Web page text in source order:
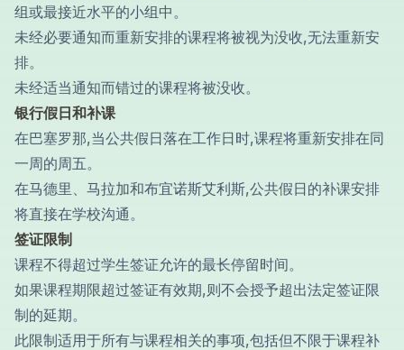
组或最接近水平的小组中。
未经必要通知而重新安排的课程将被视为没收,无法重新安
排。
未经适当通知而错过的课程将被没收。
银行假日和补课
在巴塞罗那,当公共假日落在工作日时,课程将重新安排在同
一周的周五。
在马德里、马拉加和布宜诺斯艾利斯,公共假日的补课安排
将直接在学校沟通。
签证限制
课程不得超过学生签证允许的最长停留时间。
如果课程期限超过签证有效期,则不会授予超出法定签证限
制的延期。
此限制适用于所有与课程相关的事项,包括但不限于课程补